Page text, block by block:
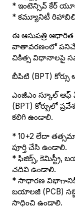
* ఇంటెన్సివ్ కేర్
* కమ్యూనిటీ
ఈ ఆసుపత్రి ఆధారిత
వాతావరణంలో
చికిత్స విధానాలపై
బీపిటి (BPT) కోర్సు
ఎంజీఎం స్కూల్
(BPT) కోర్సులో
కలిగి ఉండాలి.
* 10+2 లేదా
పూర్తి చేసి ఉండాలి.
* ఫిజిక్స్, కెమిస్ట్రీ,
చదివి ఉండాలి.
* సాధారణ విభాగానికి
బయాలజీ (PCB)
సాధించి ఉండాలి.